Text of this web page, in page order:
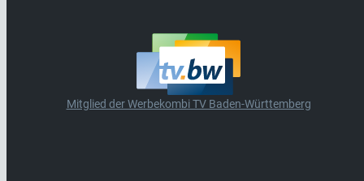
Mitglied der Werbekombi TV Baden-Württemberg